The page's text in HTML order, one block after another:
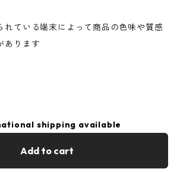
れている端末によって商品の色味や質感
あります
shipping available
Add to cart